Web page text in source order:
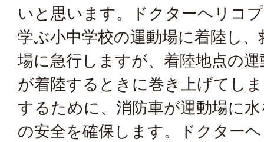
いと思います。ドクターヘリコ
学ぶ小中学校の運動場に着陸し
場に急行しますが、着陸地点の
が着陸するときに巻き上げてし
するために、消防車が運動場に
の安全を確保します。ドクター